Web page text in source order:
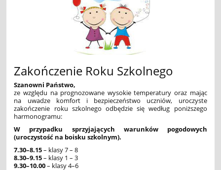
Zakończenie Roku Szkolnego
Szanowni Państwo,
ze względu na prognozowane wysokie temperatury oraz mając
na uwadze komfort i bezpieczeństwo uczniów, uroczyste
zakończenie roku szkolnego odbędzie się według poniższego
harmonogramu:
W przypadku sprzyjających warunków pogodowych
(uroczystość na boisku szkolnym).
7.30–8.15– klasy 7 – 8
8.30–9.15– klasy 1 – 3
9.30–10.00– klasy 4–6